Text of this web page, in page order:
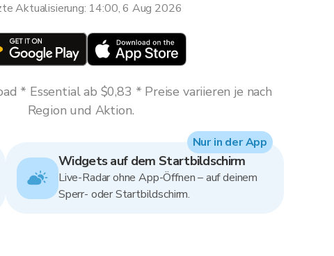
Aktualisierung: 14:00, 6 Aug 2026
* Essential ab $0,83 * Preise variieren je nach
Region und Aktion.
Widgets auf dem Startbildschirm
Live-Radar ohne App-Öffnen – auf deinem
Sperr- oder Startbildschirm.
Nur in der App